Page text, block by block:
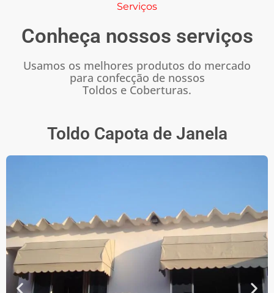
Serviços
Conheça nossos serviços
Usamos os melhores produtos do mercado
para confecção de nossos
Toldos e Coberturas.
Toldo Capota de Janela